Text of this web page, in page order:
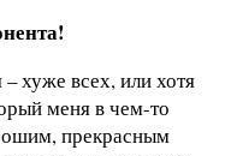
хуже всех, или хотя
меня в чем-то
прекрасным